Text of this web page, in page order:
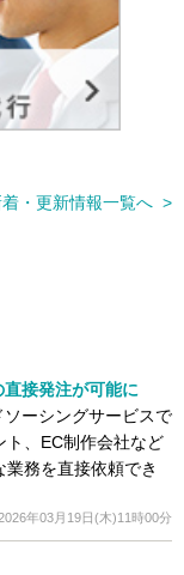
着・更新情報一覧へ >
接発注が可能に
ソーシングサービスで
ト、EC制作会社など
務を直接依頼でき
年03月19日(木)11時00分